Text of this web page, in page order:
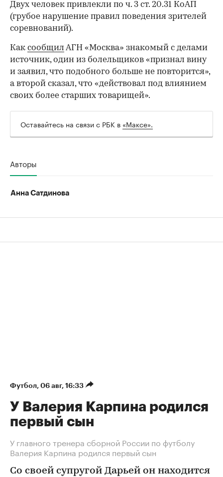
Двух человек привлекли по ч. 3 ст. 20.31 КоАП
(грубое нарушение правил поведения зрителей
соревнований).
Как сообщил АГН «Москва» знакомый с делами
источник, один из болельщиков «признал вину
и заявил, что подобного больше не повторится»,
а второй сказал, что «действовал под влиянием
своих более старших товарищей».
Оставайтесь на связи с РБК в «Максе».
Авторы
Анна Сатдинова
Футбол⁠, 06 авг, 16:33
У Валерия Карпина родился
первый сын
У главного тренера сборной России по футболу
Валерия Карпина родился первый сын
Со своей супругой Дарьей он находится